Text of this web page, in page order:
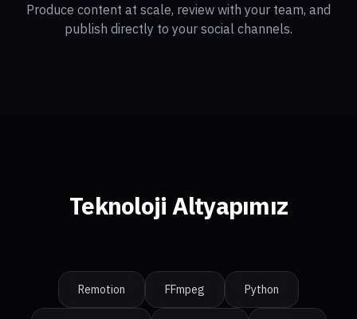
Produce content at scale, review with your team, and
publish directly to your social channels.
Teknoloji Altyapımız
Remotion FFmpeg Python